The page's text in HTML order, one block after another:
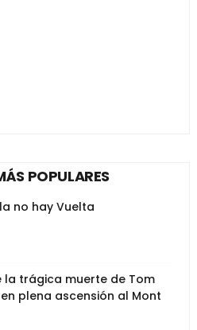
POPULARES
no hay Vuelta
la trágica muerte de Tom
plena ascensión al Mont